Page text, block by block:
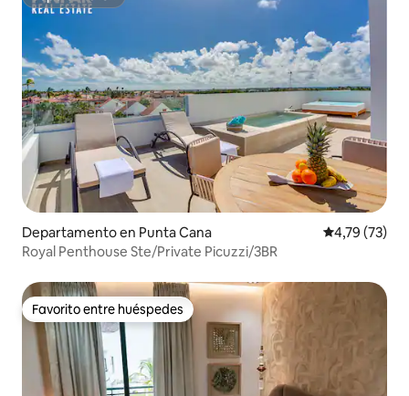
Superanfitrión
Departamento en Punta Cana Calificación
4,79 (73)
Royal Penthouse Ste/Private Picuzzi/3BR
Favorito entre huéspedes
Favorito entre huéspedes